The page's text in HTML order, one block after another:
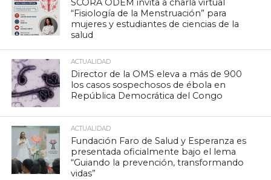
SCORA ODEM invita a charla virtual
“Fisiología de la Menstruación” para
mujeres y estudiantes de ciencias de la
salud
ACTUALIDAD
Director de la OMS eleva a más de 900
los casos sospechosos de ébola en
República Democrática del Congo
ACTUALIDAD
Fundación Faro de Salud y Esperanza es
presentada oficialmente bajo el lema
“Guiando la prevención, transformando
vidas”